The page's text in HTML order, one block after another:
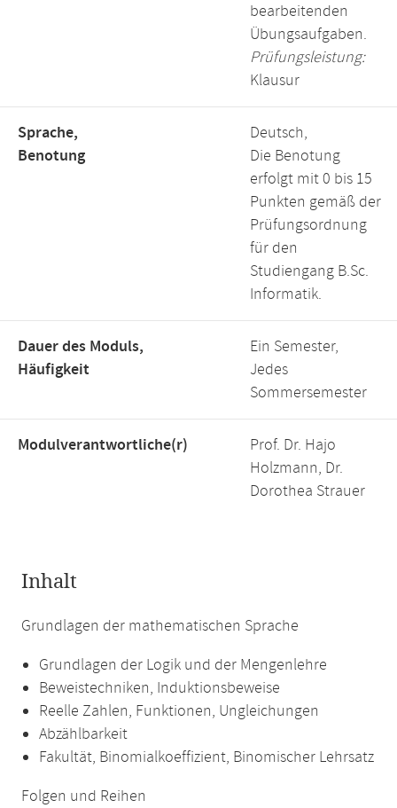
bearbeitenden
Übungsaufgaben.
Prüfungsleistung:
Klausur
Sprache,
Benotung
Deutsch,
Die Benotung
erfolgt mit 0 bis 15
Punkten gemäß der
Prüfungsordnung
für den
Studiengang B.Sc.
Informatik.
Dauer des Moduls,
Häufigkeit
Ein Semester,
Jedes
Sommersemester
Modulverantwortliche(r)
Prof. Dr. Hajo
Holzmann, Dr.
Dorothea Strauer
Inhalt
Grundlagen der mathematischen Sprache
Grundlagen der Logik und der Mengenlehre
Beweistechniken, Induktionsbeweise
Reelle Zahlen, Funktionen, Ungleichungen
Abzählbarkeit
Fakultät, Binomialkoeffizient, Binomischer Lehrsatz
Folgen und Reihen